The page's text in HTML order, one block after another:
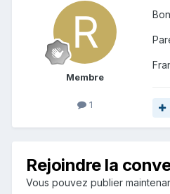
Membre
1
Rejoindre la
Vous pouvez publier